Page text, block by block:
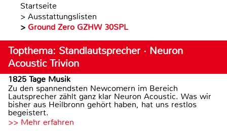
Startseite
> Ausstattungslisten
> Ground Zero GZHW 30SPL
Topthema: Standlautsprecher · Neuron
Acoustic Trivion
1825 Tage Musik
Zu den spannendsten Newcomern im Bereich
Lautsprecher zählt ganz klar Neuron Acoustic. Was wir
bisher aus Heilbronn gehört haben, hat uns restlos
begeistert.
>> Mehr erfahren